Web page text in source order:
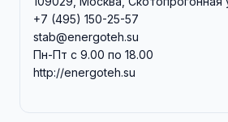
+7 (495) 150-25-57
stab@energoteh.su
Пн-Пт с 9.00 по 18.00
http://energoteh.su